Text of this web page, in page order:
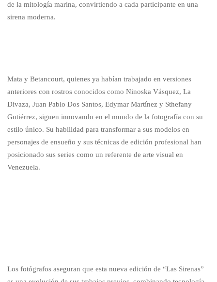
de la mitología marina, convirtiendo a cada participante en una
sirena moderna.
Mata y Betancourt, quienes ya habían trabajado en versiones
anteriores con rostros conocidos como Ninoska Vásquez, La
Divaza, Juan Pablo Dos Santos, Edymar Martínez y Sthefany
Gutiérrez, siguen innovando en el mundo de la fotografía con su
estilo único. Su habilidad para transformar a sus modelos en
personajes de ensueño y sus técnicas de edición profesional han
posicionado sus series como un referente de arte visual en
Venezuela.
Los fotógrafos aseguran que esta nueva edición de “Las Sirenas”